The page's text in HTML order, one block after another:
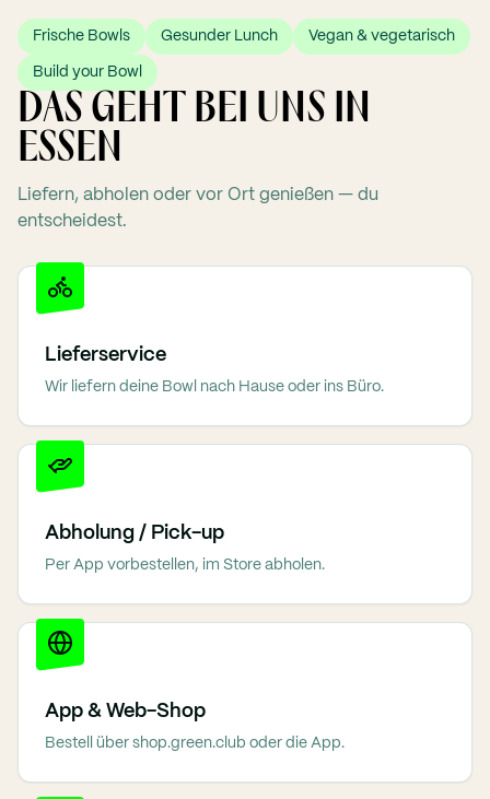
Frische Bowls Gesunder Lunch Vegan & vegetarisch
Build your Bowl
DAS GEHT BEI UNS IN
ESSEN
Liefern, abholen oder vor Ort genießen — du
entscheidest.
Lieferservice
Wir liefern deine Bowl nach Hause oder ins Büro.
Abholung / Pick-up
Per App vorbestellen, im Store abholen.
App & Web-Shop
Bestell über shop.green.club oder die App.